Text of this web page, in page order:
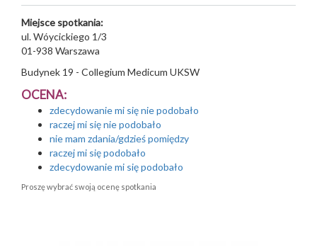
Miejsce spotkania:
ul. Wóycickiego 1/3
01-938 Warszawa
Budynek 19 - Collegium Medicum UKSW
OCENA:
zdecydowanie mi się nie podobało
raczej mi się nie podobało
nie mam zdania/gdzieś pomiędzy
raczej mi się podobało
zdecydowanie mi się podobało
Proszę wybrać swoją ocenę spotkania